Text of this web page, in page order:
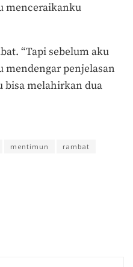
menceraikanku
“Tapi sebelum aku
penjelasan
bisa melahirkan dua
mentimun rambat